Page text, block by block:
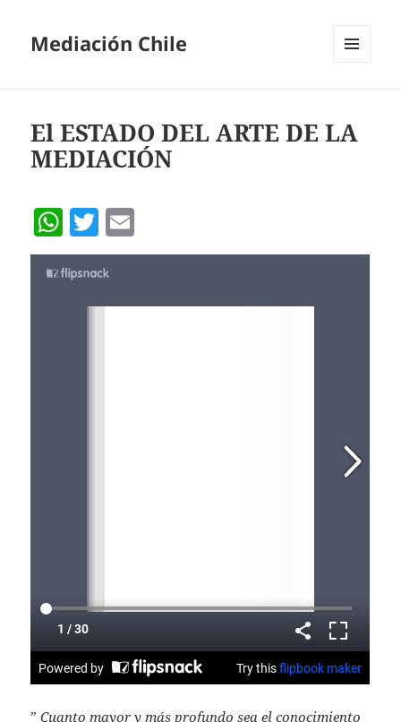
Mediación Chile
El ESTADO DEL ARTE DE LA
MEDIACIÓN
W
h
at
T
w
itt
er
m
l
”Cuanto mayor y más profundo sea el conocimiento